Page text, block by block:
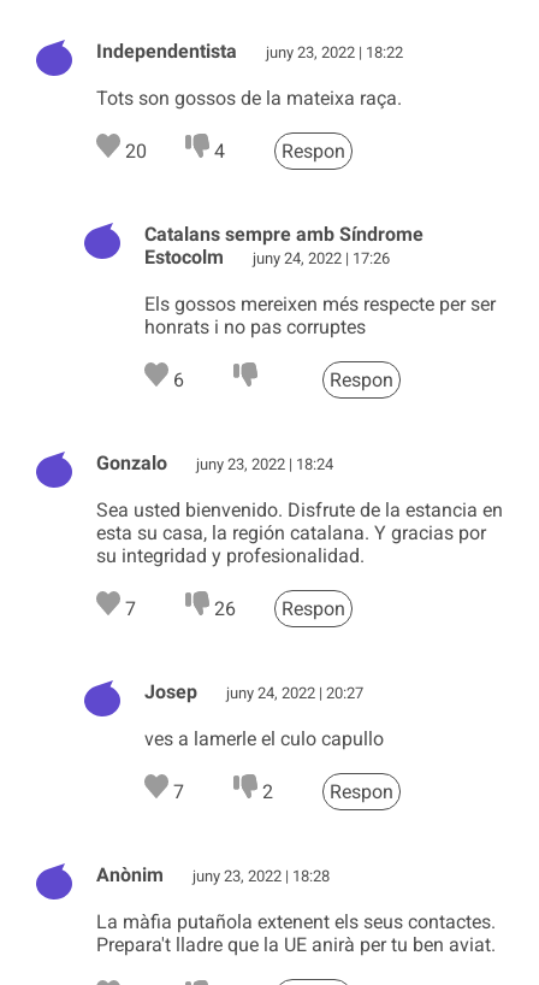
Independentista juny 23, 2022 | 18:22
Tots son gossos de la mateixa raça.
20 4 Respon
Catalans sempre amb Síndrome
Estocolm
juny 24, 2022 | 17:26
Els gossos mereixen més respecte per ser
honrats i no pas corruptes
6 Respon
Gonzalo juny 23, 2022 | 18:24
Sea usted bienvenido. Disfrute de la estancia en
esta su casa, la región catalana. Y gracias por
su integridad y profesionalidad.
7 26 Respon
Josep juny 24, 2022 | 20:27
ves a lamerle el culo capullo
7 2 Respon
Anònim juny 23, 2022 | 18:28
La màfia putañola extenent els seus contactes.
Prepara't lladre que la UE anirà per tu ben aviat.